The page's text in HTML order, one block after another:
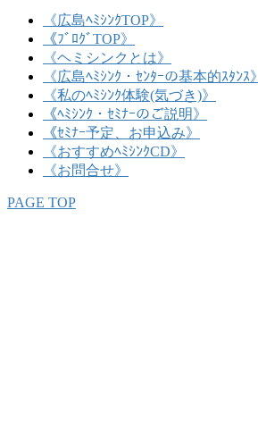
《広島ﾍﾐｼﾝｸTOP》
《ﾌﾞﾛｸﾞTOP》
《ヘミシンクとは》
《広島ﾍﾐｼﾝｸ・ｾﾝﾀｰの基本的ｽﾀﾝｽ》
《私のﾍﾐｼﾝｸ体験(気づき)》
《ﾍﾐｼﾝｸ・ｾﾐﾅｰのご説明》
《ｾﾐﾅｰ予定、お申込み》
《おすすめﾍﾐｼﾝｸCD》
《お問合せ》
PAGE TOP